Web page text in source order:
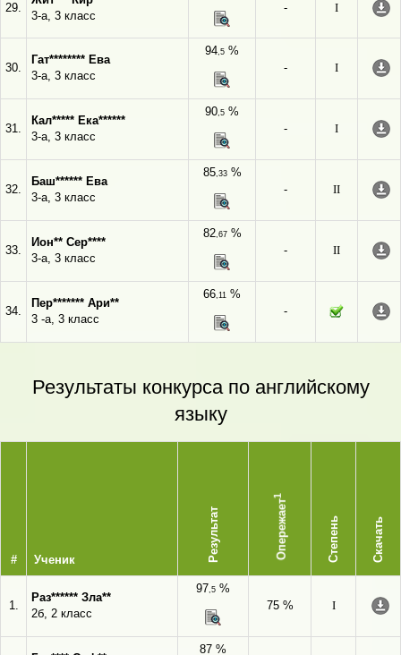
29.
3-а, 3 класс
- I
30.
Гат******** Ева
3-а, 3 класс
94,5 %
-
I
31.
Кал***** Ека******
3-а, 3 класс
90,5 %
-
I
32.
Баш****** Ева
3-а, 3 класс
85,33%
-
II
33.
Ион** Сер****
3-а, 3 класс
82,67%
-
II
34.
Пер******* Ари**
3 -а, 3 класс
66,11 %
-
Результаты конкурса по английскому
языку
# Ученик Результат Опережает
1
Степень Скачать
1.
Раз****** Зла**
2б, 2 класс
97,5 %
75 %
I
87 %